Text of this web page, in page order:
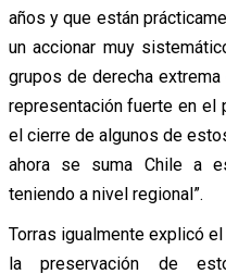
años y que están
un accionar muy
grupos de derecha
representación fuerte en el
el cierre de algunos de
ahora se suma Chile a
teniendo a nivel regional”.
Torras igualmente explicó
la preservación de